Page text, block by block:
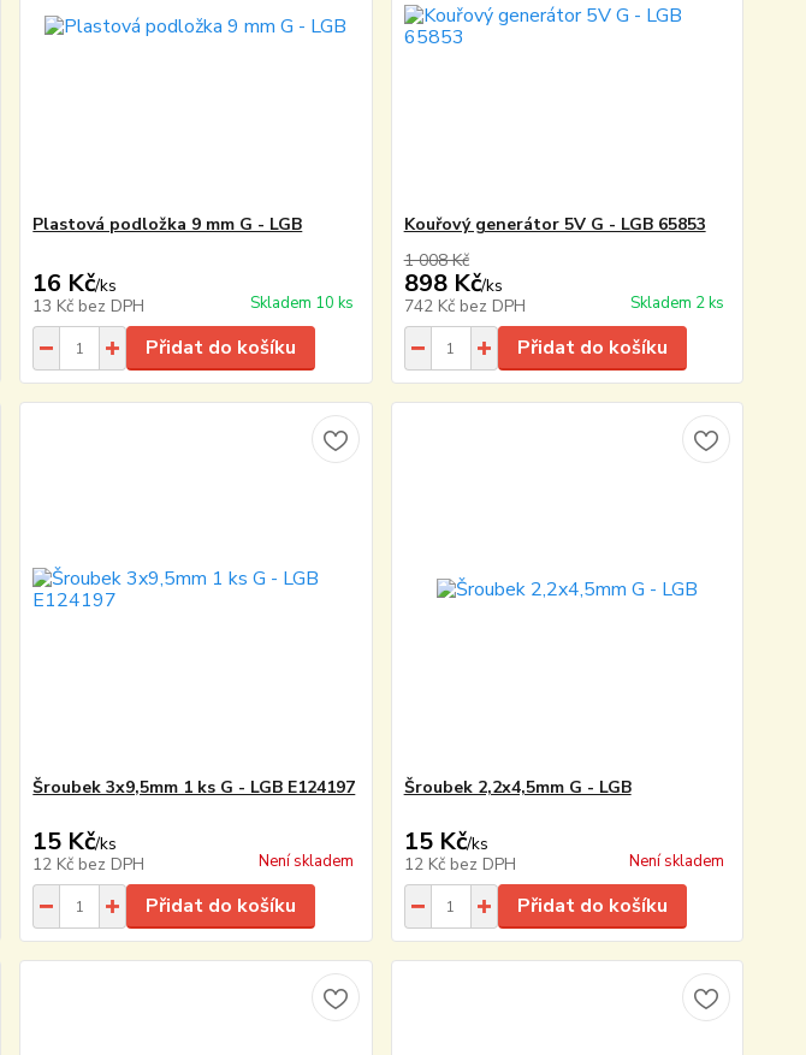
Plastová podložka 9 mm G - LGB
16 Kč/ks
13 Kč bez DPH Skladem 10 ks
Přidat do košíku
Kouřový generátor 5V G - LGB 65853
1 008 Kč
898 Kč/ks
742 Kč bez DPH Skladem 2 ks
Přidat do košíku
Šroubek 3x9,5mm 1 ks G - LGB E124197
15 Kč/ks
12 Kč bez DPH Není skladem
Přidat do košíku
Šroubek 2,2x4,5mm G - LGB
15 Kč/ks
12 Kč bez DPH Není skladem
Přidat do košíku